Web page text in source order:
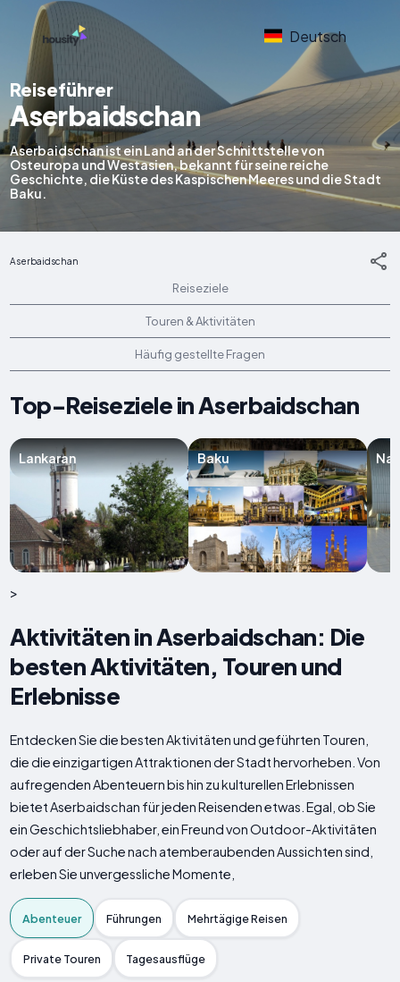
Deutsch
Reiseführer
Aserbaidschan
Aserbaidschan ist ein Land an der Schnittstelle von
Osteuropa und Westasien, bekannt für seine reiche
Geschichte, die Küste des Kaspischen Meeres und die Stadt
Baku.
Aserbaidschan
Reiseziele
Touren & Aktivitäten
Häufig gestellte Fragen
Top-Reiseziele in Aserbaidschan
Lankaran Baku
>
Aktivitäten in Aserbaidschan: Die
besten Aktivitäten, Touren und
Erlebnisse
Entdecken Sie die besten Aktivitäten und geführten Touren,
die die einzigartigen Attraktionen der Stadt hervorheben. Von
aufregenden Abenteuern bis hin zu kulturellen Erlebnissen
bietet Aserbaidschan für jeden Reisenden etwas. Egal, ob Sie
ein Geschichtsliebhaber, ein Freund von Outdoor-Aktivitäten
oder auf der Suche nach atemberaubenden Aussichten sind,
erleben Sie unvergessliche Momente,
Abenteuer Führungen Mehrtägige Reisen
Private Touren Tagesausflüge